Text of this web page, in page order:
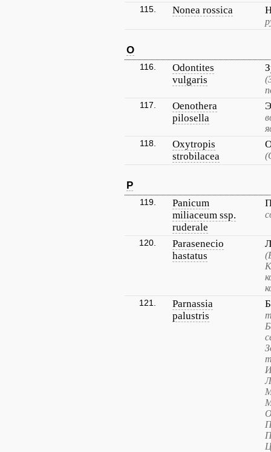
115. Nonea rossica
O
116.
Odontites
vulgaris
117.
Oenothera
pilosella
118.
Oxytropis
strobilacea
P
119.
Panicum
miliaceum ssp.
ruderale
120.
Parasenecio
hastatus
121.
Parnassia
palustris